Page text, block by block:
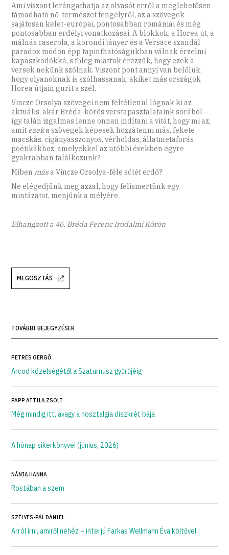
Ami viszont lerángathatja az olvasót erről a meglehetősen
támadható nő-természet tengelyről, az a szövegek
sajátosan kelet-európai, pontosabban romániai és még
pontosabban erdélyi vonatkozásai. A blokkok, a Horea út, a
málnás caserola, a korondi tányér és a Versace szandál
paradox módon épp tapinthatóságukban válnak érzelmi
kapaszkodókká, s főleg miattuk érezzük, hogy ezek a
versek nekünk szólnak. Viszont pont annyi van belőlük,
hogy olyanoknak is szólhassanak, akiket más országok
Horea útjain gurít a szél.
Vincze Orsolya szövegei nem feltétlenül lógnak ki az
aktuális, akár Bréda-körös verstapasztalataink sorából –
így talán izgalmas lenne onnan indítani a vitát, hogy mi az,
amit ezeka szövegek képesek hozzátenni más, fekete
macskás, cigányasszonyos, vérholdas, állatmetaforás
poétikákhoz, amelyekkel az utóbbi években egyre
gyakrabban találkozunk?
Miben mása Vincze Orsolya-féle sötét erdő?
Ne elégedjünk meg azzal, hogy felismertünk egy
mintázatot, menjünk a mélyére.
Elhangzott a 46. Bréda Ferenc Irodalmi Körön
MEGOSZTÁS
TOVÁBBI BEJEGYZÉSEK
PETRES GERGŐ
Arcod közelségétől a Szaturnusz gyűrűjéig
PAPP ATTILA ZSOLT
Még mindig itt, avagy a nosztalgia diszkrét bája
A hónap sikerkönyvei (június, 2026)
NÁNIA HANNA
Rostában a szem
SZÉLYES-PÁL DÁNIEL
Arról írni, amiről nehéz – interjú Farkas Wellmann Éva költővel